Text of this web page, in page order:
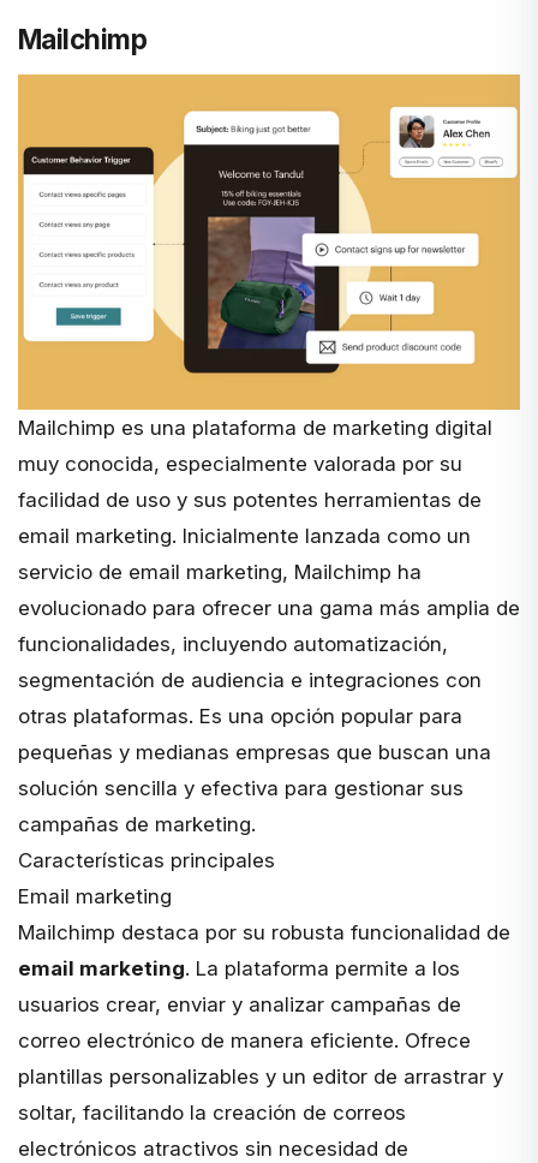
Mailchimp
Mailchimp es una plataforma de marketing digital
muy conocida, especialmente valorada por su
facilidad de uso y sus potentes herramientas de
email marketing. Inicialmente lanzada como un
servicio de email marketing, Mailchimp ha
evolucionado para ofrecer una gama más amplia de
funcionalidades, incluyendo automatización,
segmentación de audiencia e integraciones con
otras plataformas. Es una opción popular para
pequeñas y medianas empresas que buscan una
solución sencilla y efectiva para gestionar sus
campañas de marketing.
Características principales
Email marketing
Mailchimp destaca por su robusta funcionalidad de
email marketing. La plataforma permite a los
usuarios crear, enviar y analizar campañas de
correo electrónico de manera eficiente. Ofrece
plantillas personalizables y un editor de arrastrar y
soltar, facilitando la creación de correos
electrónicos atractivos sin necesidad de